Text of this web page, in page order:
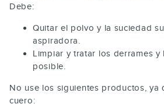
Debe:
Quitar el polvo y la suciedad
aspiradora.
Limpiar y tratar los derrames y
posible.
No use los siguientes productos, ya
cuero: